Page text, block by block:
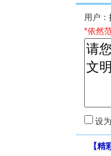
用户：
*依然
设
【精